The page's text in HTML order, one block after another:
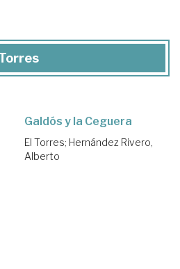
Galdós y la Ceguera
El Torres; Hernández Rivero,
Alberto